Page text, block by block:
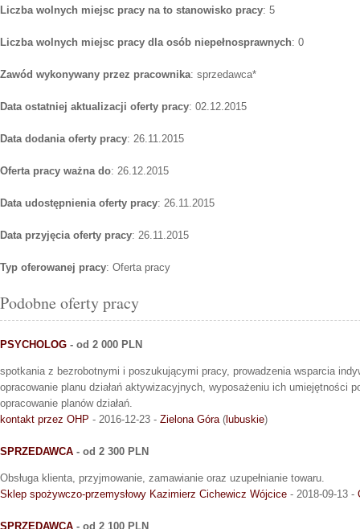
Liczba wolnych miejsc pracy na to stanowisko pracy: 5
Liczba wolnych miejsc pracy dla osób niepełnosprawnych: 0
Zawód wykonywany przez pracownika: sprzedawca*
Data ostatniej aktualizacji oferty pracy: 02.12.2015
Data dodania oferty pracy: 26.11.2015
Oferta pracy ważna do: 26.12.2015
Data udostępnienia oferty pracy: 26.11.2015
Data przyjęcia oferty pracy: 26.11.2015
Typ oferowanej pracy: Oferta pracy
Podobne oferty pracy
PSYCHOLOG - od 2 000 PLN
spotkania z bezrobotnymi i poszukującymi pracy, prowadzenia wsparcia
opracowanie planu działań aktywizacyjnych, wyposażeniu ich umiejętności
opracowanie planów działań.
kontakt przez OHP - 2016-12-23 - Zielona Góra (lubuskie)
SPRZEDAWCA - od 2 300 PLN
Obsługa klienta, przyjmowanie, zamawianie oraz uzupełnianie towaru.
Sklep spożywczo-przemysłowy Kazimierz Cichewicz Wójcice - 2018-09-13 -
SPRZEDAWCA - od 2 100 PLN